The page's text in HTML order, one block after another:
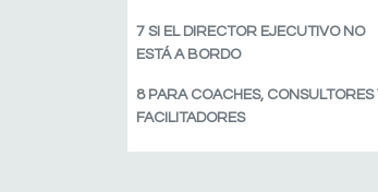
7 SI EL DIRECTOR EJECUTIVO NO
ESTÁ A BORDO
8 PARA COACHES, CONSULTORES
FACILITADORES